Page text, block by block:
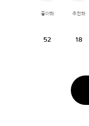
좋아해
52
추천해
18